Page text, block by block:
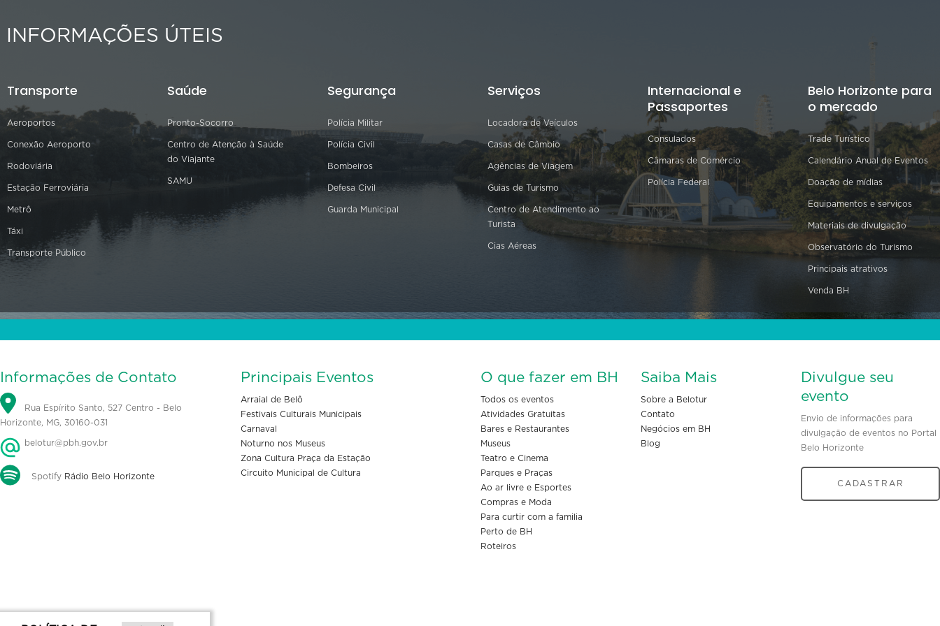
INFORMAÇÕES ÚTEIS
Transporte
Aeroportos
Conexão Aeroporto
Rodoviária
Estação Ferroviária
Metrô
Táxi
Transporte Público
Saúde
Pronto-Socorro
Centro de Atenção à Saúde
do Viajante
SAMU
Segurança
Polícia Militar
Polícia Civil
Bombeiros
Defesa Civil
Guarda Municipal
Serviços
Locadora de Veículos
Casas de Câmbio
Agências de Viagem
Guias de Turismo
Centro de Atendimento ao
Turista
Cias Aéreas
Internacional e
Passaportes
Consulados
Câmaras de Comércio
Polícia Federal
Belo Horizonte para
o mercado
Trade Turístico
Calendário Anual de Eventos
Doação de mídias
Equipamentos e serviços
Materiais de divulgação
Observatório do Turismo
Principais atrativos
Venda BH
Informações de Contato
Rua Espírito Santo, 527 Centro - Belo
Horizonte, MG, 30160-031
belotur@pbh.gov.br
Spotify Rádio Belo Horizonte
Principais Eventos
Arraial de Belô
Festivais Culturais Municipais
Carnaval
Noturno nos Museus
Zona Cultura Praça da Estação
Circuito Municipal de Cultura
O que fazer em BH
Todos os eventos
Atividades Gratuitas
Bares e Restaurantes
Museus
Teatro e Cinema
Parques e Praças
Ao ar livre e Esportes
Compras e Moda
Para curtir com a familia
Perto de BH
Roteiros
Saiba Mais
Sobre a Belotur
Contato
Negócios em BH
Blog
Divulgue seu
evento
Envio de informações para
divulgação de eventos no Portal
Belo Horizonte
CADASTRAR